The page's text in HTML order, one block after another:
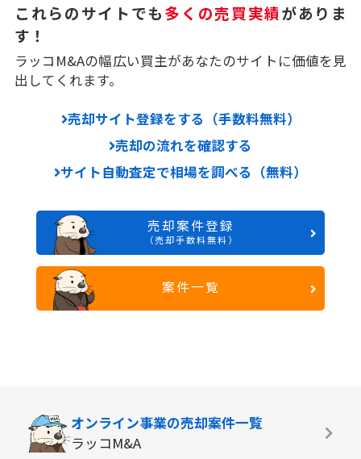
これらのサイトでも多くの売買実績がありま
す！
ラッコM&Aの幅広い買主があなたのサイトに価値を見
出してくれます。
売却サイト登録をする（手数料無料）
売却の流れを確認する
サイト自動査定で相場を調べる（無料）
売却案件登録
（売却手数料無料）
案件一覧
オンライン事業の売却案件一覧
ラッコM&A